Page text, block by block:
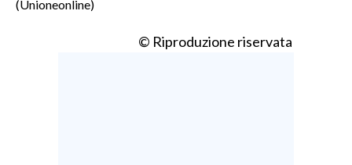
(Unioneonline)
© Riproduzione riservata